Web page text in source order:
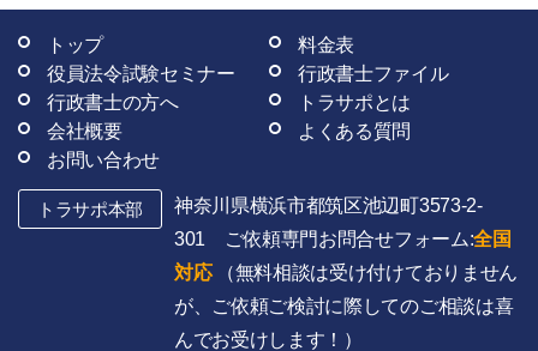
トップ
料金表
役員法令試験セミナー
行政書士ファイル
行政書士の方へ
トラサポとは
会社概要
よくある質問
お問い合わせ
トラサポ本部
神奈川県横浜市都筑区池辺町3573-2-
301 ご依頼専門お問合せフォーム:全国
対応（無料相談は受け付けておりません
が、ご依頼ご検討に際してのご相談は喜
んでお受けします！）